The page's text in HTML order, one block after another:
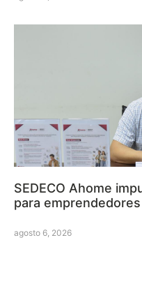
SEDECO Ahome
para
agosto 6, 2026